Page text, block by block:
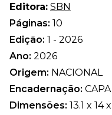
Editora: SBN
Páginas: 10
Edição: 1 - 2026
Ano: 2026
Origem: NACIONAL
Encadernação:
Dimensões: 13.1 x 14